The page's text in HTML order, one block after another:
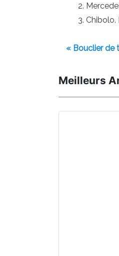
Chibolo.
« Bouclier de
Meilleurs